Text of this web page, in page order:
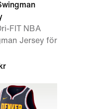
FIT NBA
Jersey för